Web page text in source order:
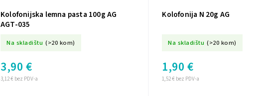
Kolofonijska lemna pasta 100g AG
AGT-035
Na skladištu (>20 kom)
3,12 € bez PDV-a
3,90 €
Kolofonija N 20g AG
Na skladištu (>20 kom)
1,52 € bez PDV-a
1,90 €